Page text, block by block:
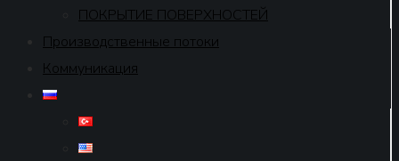
ПОКРЫТИЕ ПОВЕРХНОСТЕЙ
Производственные потоки
Коммуникация